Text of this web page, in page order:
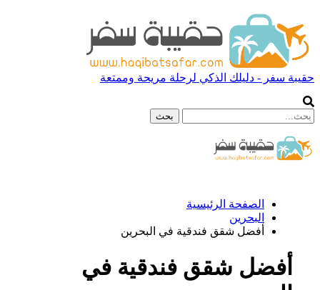
حقيبة سفر - دليلك الذكي لرحلة مريحة وممتعة
الصفحة الرئيسية
البحرين
أفضل شقق فندقية في البحرين
أفضل شقق فندقية في